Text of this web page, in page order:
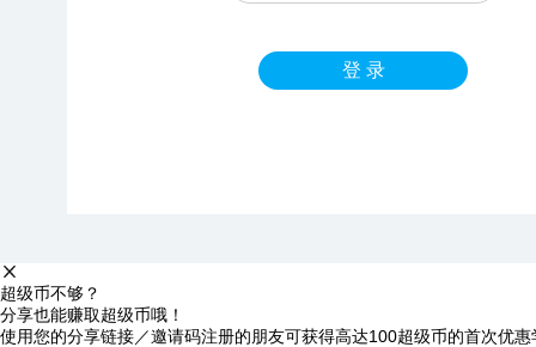
登 录
超级币不够？
分享也能赚取超级币哦！
使用您的分享链接／邀请码注册的朋友可获得高达100超级币的首次优